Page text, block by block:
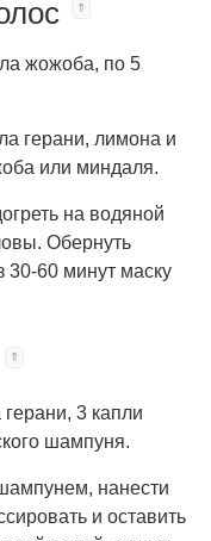
жожоба, по 5
герани, лимона и
или миндаля.
на водяной
Обернуть
30-60 минут маску
3 капли
шампуня.
нанести
и оставить